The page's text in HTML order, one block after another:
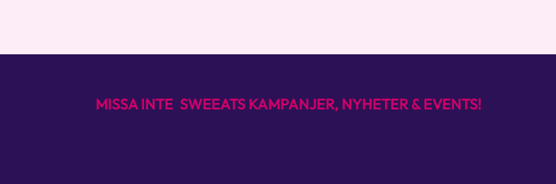
MISSA INTE SWEEATS KAMPANJER, NYHETER & EVENTS!